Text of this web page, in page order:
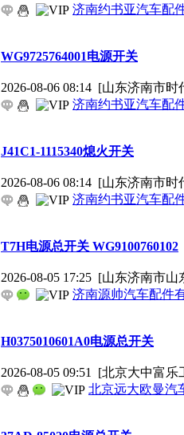
济南约书亚汽车配
WG9725764001电源开关
2026-08-06 08:14 [山东济南市时
济南约书亚汽车配
J41C1-1115340熄火开关
2026-08-06 08:14 [山东济南市时
济南约书亚汽车配
T7H电源总开关 WG9100760102
2026-08-05 17:25 [山东济南市山
济南源帅汽车配件
H0375010601A0电源总开关
2026-08-05 09:51 [北京大中富乐
北京远大欧曼汽